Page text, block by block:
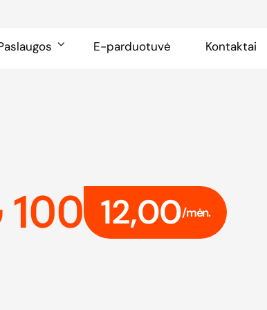
E-parduotuvė Kontaktai
100 12,00/mėn.